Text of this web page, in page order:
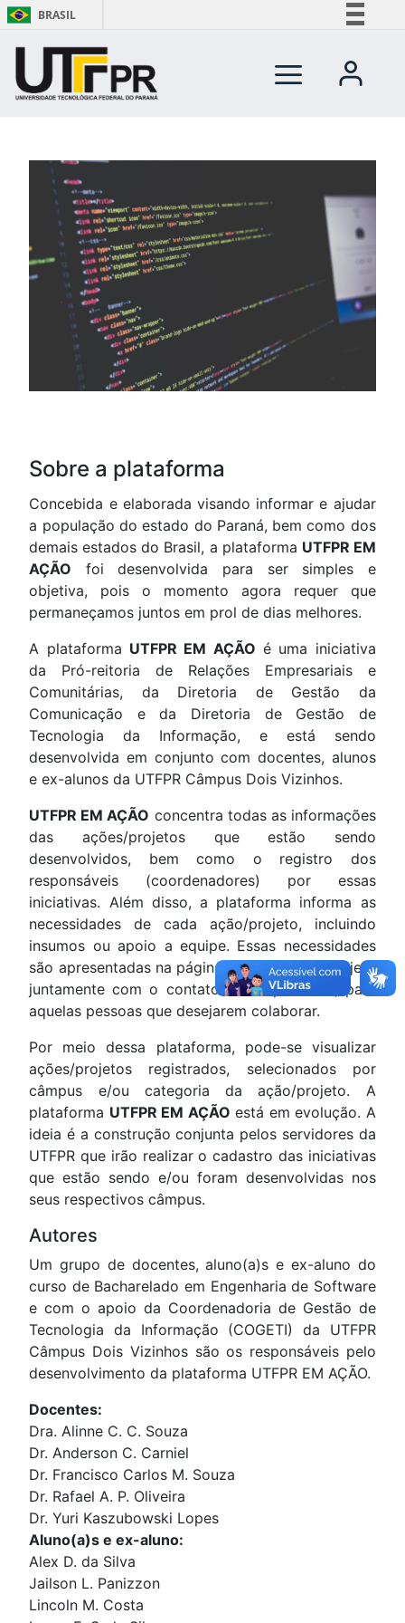
BRASIL
Comunica BR
Sobre a plataforma
Concebida e elaborada visando informar e ajudar
a população do estado do Paraná, bem como dos
demais estados do Brasil, a plataforma UTFPR EM
AÇÃO foi desenvolvida para ser simples e
objetiva, pois o momento agora requer que
permaneçamos juntos em prol de dias melhores.
A plataforma UTFPR EM AÇÃO é uma iniciativa
da Pró-reitoria de Relações Empresariais e
Comunitárias, da Diretoria de Gestão da
Comunicação e da Diretoria de Gestão de
Tecnologia da Informação, e está sendo
desenvolvida em conjunto com docentes, alunos
e ex-alunos da UTFPR Câmpus Dois Vizinhos.
UTFPR EM AÇÃO concentra todas as informações
das ações/projetos que estão sendo
desenvolvidos, bem como o registro dos
responsáveis (coordenadores) por essas
iniciativas. Além disso, a plataforma informa as
necessidades de cada ação/projeto, incluindo
insumos ou apoio a equipe. Essas necessidades
são apresentadas na página de cada ação/projeto
juntamente com o contato do responsável, para
aquelas pessoas que desejarem colaborar.
Por meio dessa plataforma, pode-se visualizar
ações/projetos registrados, selecionados por
câmpus e/ou categoria da ação/projeto. A
plataforma UTFPR EM AÇÃO está em evolução. A
ideia é a construção conjunta pelos servidores da
UTFPR que irão realizar o cadastro das iniciativas
que estão sendo e/ou foram desenvolvidas nos
seus respectivos câmpus.
Autores
Um grupo de docentes, aluno(a)s e ex-aluno do
curso de Bacharelado em Engenharia de Software
e com o apoio da Coordenadoria de Gestão de
Tecnologia da Informação (COGETI) da UTFPR
Câmpus Dois Vizinhos são os responsáveis pelo
desenvolvimento da plataforma UTFPR EM AÇÃO.
Docentes:
Dra. Alinne C. C. Souza
Dr. Anderson C. Carniel
Dr. Francisco Carlos M. Souza
Dr. Rafael A. P. Oliveira
Dr. Yuri Kaszubowski Lopes
Aluno(a)s e ex-aluno:
Alex D. da Silva
Jailson L. Panizzon
Lincoln M. Costa